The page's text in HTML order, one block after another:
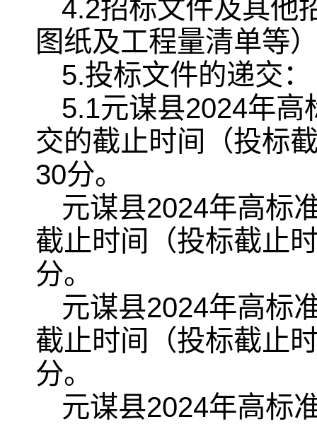
4.2招标文件及其他
图纸及工程量清单等
5.投标文件的递交：
5.1元谋县2024年
交的截止时间（投标
30分。
元谋县2024年高标
截止时间（投标截止
分。
元谋县2024年高标
截止时间（投标截止
分。
元谋县2024年高标